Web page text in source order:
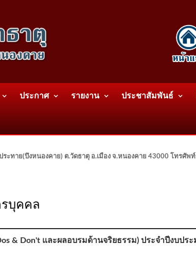
ประกาศ รายงาน ประชาสัมพันธ์
ระทาย(บึงหนองคาย) ต.วัดธาตุ อ.เมือง จ.หนองคาย 43000 โทรศัพ
บุคคล
& Don't และผลอบรมด้านจริยธรรม) ประจำปีงบปร